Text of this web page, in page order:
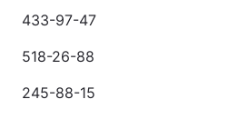
433-97-47
518-26-88
245-88-15